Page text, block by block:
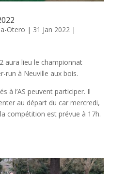
Otero | 31 Jan 2022 |
aura lieu le championnat
run à Neuville aux bois.
à l’AS peuvent participer. Il
au départ du car mercredi,
compétition est prévue à 17h.